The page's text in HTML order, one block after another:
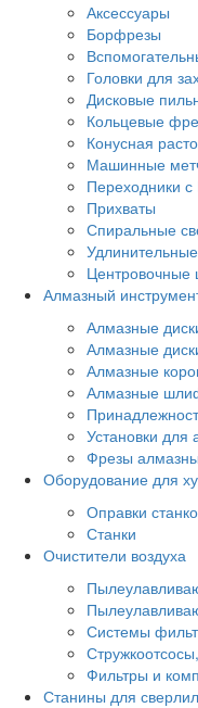
Аксессуары
Борфрезы
Головки для
Дисковые
Кольцевые
Конусная
Машинные
Переходники
Прихваты
Спиральные
Алмазный
Алмазные
Алмазные
Алмазные
Алмазные
Установки для
Фрезы
Оборудование для
Оправки
Станки
Очистители воздуха
Системы
Фильтры и
Станины для